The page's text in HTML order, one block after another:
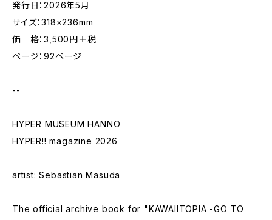
発行日：2026年5月
サイズ：318×236mm
価 格：3,500円＋税
ページ：92ページ
--
HYPER MUSEUM HANNO
HYPER!! magazine 2026
artist: Sebastian Masuda
The official archive book for "KAWAIITOPIA -GO TO